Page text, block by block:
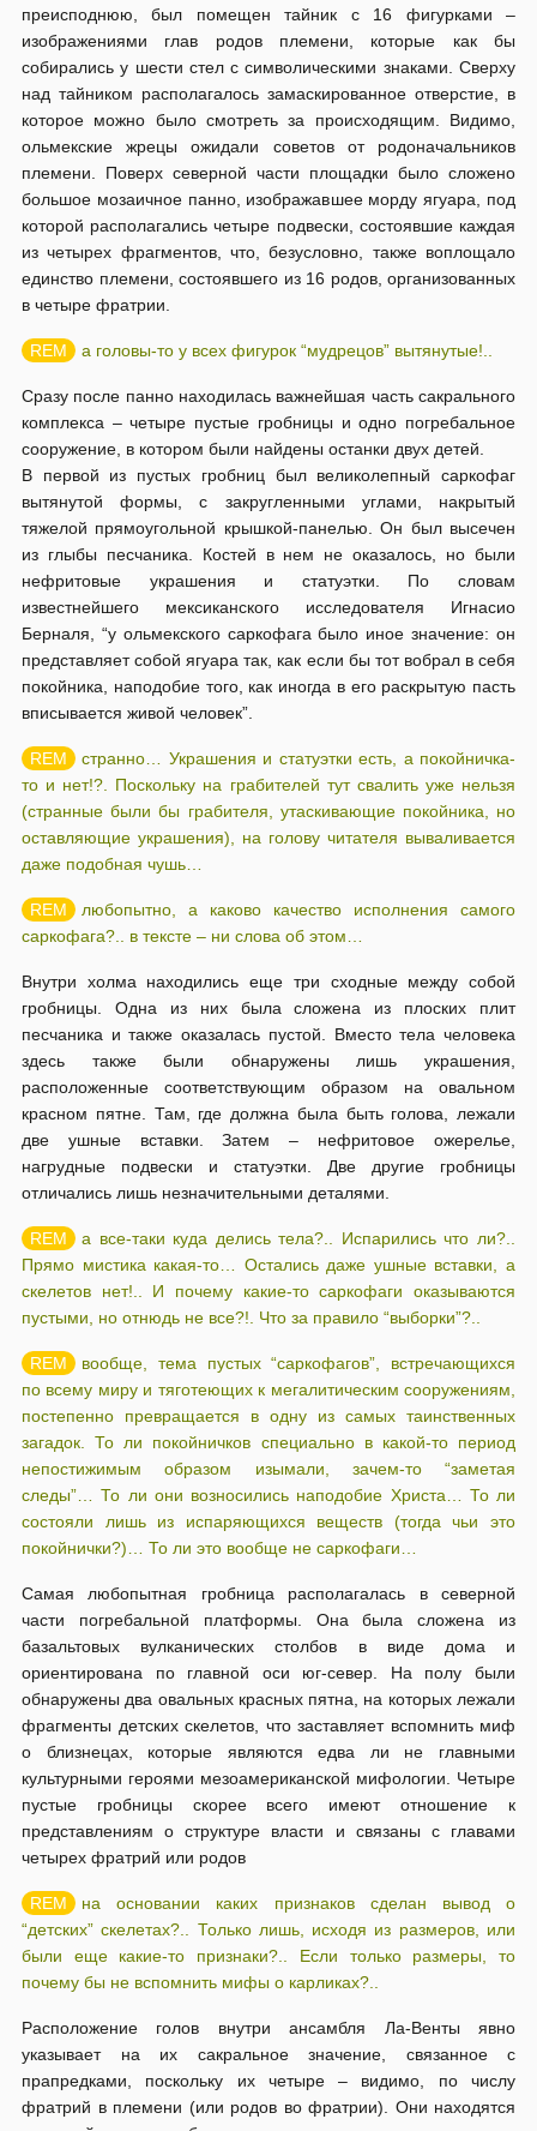
преисподнюю, был помещен тайник с 16 фигурками –
изображениями глав родов племени, которые как бы
собирались у шести стел с символическими знаками. Сверху
над тайником располагалось замаскированное отверстие, в
которое можно было смотреть за происходящим. Видимо,
ольмекские жрецы ожидали советов от родоначальников
племени. Поверх северной части площадки было сложено
большое мозаичное панно, изображавшее морду ягуара, под
которой располагались четыре подвески, состоявшие каждая
из четырех фрагментов, что, безусловно, также воплощало
единство племени, состоявшего из 16 родов, организованных
в четыре фратрии.
а головы-то у всех фигурок “мудрецов” вытянутые!..
Сразу после панно находилась важнейшая часть сакрального
комплекса – четыре пустые гробницы и одно погребальное
сооружение, в котором были найдены останки двух детей.
В первой из пустых гробниц был великолепный саркофаг
вытянутой формы, с закругленными углами, накрытый
тяжелой прямоугольной крышкой-панелью. Он был высечен
из глыбы песчаника. Костей в нем не оказалось, но были
нефритовые украшения и статуэтки. По словам
известнейшего мексиканского исследователя Игнасио
Берналя, “у ольмекского саркофага было иное значение: он
представляет собой ягуара так, как если бы тот вобрал в себя
покойника, наподобие того, как иногда в его раскрытую пасть
вписывается живой человек”.
странно… Украшения и статуэтки есть, а покойничка-
то и нет!?. Поскольку на грабителей тут свалить уже нельзя
(странные были бы грабителя, утаскивающие покойника, но
оставляющие украшения), на голову читателя вываливается
даже подобная чушь…
любопытно, а каково качество исполнения самого
саркофага?.. в тексте – ни слова об этом…
Внутри холма находились еще три сходные между собой
гробницы. Одна из них была сложена из плоских плит
песчаника и также оказалась пустой. Вместо тела человека
здесь также были обнаружены лишь украшения,
расположенные соответствующим образом на овальном
красном пятне. Там, где должна была быть голова, лежали
две ушные вставки. Затем – нефритовое ожерелье,
нагрудные подвески и статуэтки. Две другие гробницы
отличались лишь незначительными деталями.
а все-таки куда делись тела?.. Испарились что ли?..
Прямо мистика какая-то… Остались даже ушные вставки, а
скелетов нет!.. И почему какие-то саркофаги оказываются
пустыми, но отнюдь не все?!. Что за правило “выборки”?..
вообще, тема пустых “саркофагов”, встречающихся
по всему миру и тяготеющих к мегалитическим сооружениям,
постепенно превращается в одну из самых таинственных
загадок. То ли покойничков специально в какой-то период
непостижимым образом изымали, зачем-то “заметая
следы”… То ли они возносились наподобие Христа… То ли
состояли лишь из испаряющихся веществ (тогда чьи это
покойнички?)… То ли это вообще не саркофаги…
Самая любопытная гробница располагалась в северной
части погребальной платформы. Она была сложена из
базальтовых вулканических столбов в виде дома и
ориентирована по главной оси юг-север. На полу были
обнаружены два овальных красных пятна, на которых лежали
фрагменты детских скелетов, что заставляет вспомнить миф
о близнецах, которые являются едва ли не главными
культурными героями мезоамериканской мифологии. Четыре
пустые гробницы скорее всего имеют отношение к
представлениям о структуре власти и связаны с главами
четырех фратрий или родов
на основании каких признаков сделан вывод о
“детских” скелетах?.. Только лишь, исходя из размеров, или
были еще какие-то признаки?.. Если только размеры, то
почему бы не вспомнить мифы о карликах?..
Расположение голов внутри ансамбля Ла-Венты явно
указывает на их сакральное значение, связанное с
прапредками, поскольку их четыре – видимо, по числу
фратрий в племени (или родов во фратрии). Они находятся